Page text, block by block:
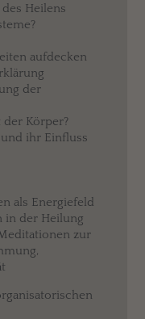
Heilens
aufdecken
der
der Körper?
ihr Einfluss
als Energiefeld
in der Heilung
zur